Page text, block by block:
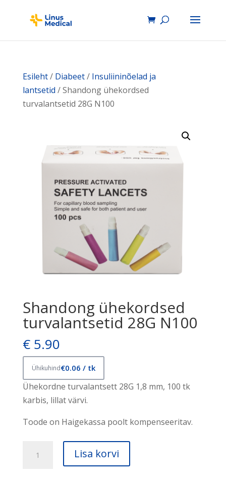
Esileht/ Diabeet/ Insuliininõelad ja
lantsetid / Shandong ühekordsed
turvalantsetid 28G N100
Shandong ühekordsed
turvalantsetid 28G N100
€5.90
Ühikuhind€0.06 / tk
Ühekordne turvalantsett 28G 1,8 mm, 100 tk
karbis, lillat värvi.
Toode on Haigekassa poolt kompenseeritav.
ühekordsed
Lisa korvi